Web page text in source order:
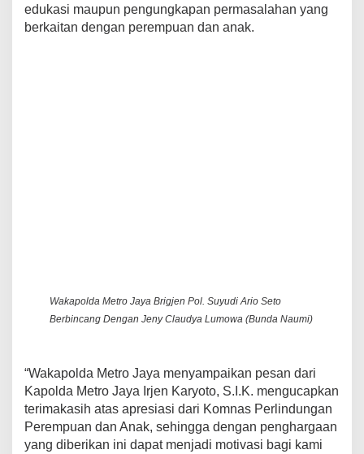
edukasi maupun pengungkapan permasalahan yang
berkaitan dengan perempuan dan anak.
Wakapolda Metro Jaya Brigjen Pol. Suyudi Ario Seto
Berbincang Dengan Jeny Claudya Lumowa (Bunda Naumi)
“Wakapolda Metro Jaya menyampaikan pesan dari
Kapolda Metro Jaya Irjen Karyoto, S.I.K. mengucapkan
terimakasih atas apresiasi dari Komnas Perlindungan
Perempuan dan Anak, sehingga dengan penghargaan
yang diberikan ini dapat menjadi motivasi bagi kami